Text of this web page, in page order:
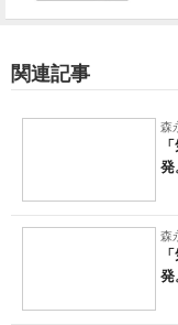
関連記事
森
発
森
発